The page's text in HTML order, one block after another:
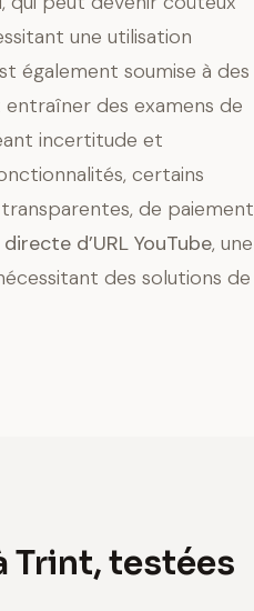
une utilisation
également soumise à des
des examens de
incertitude et
certains
de paiement
d’URL YouTube, une
des solutions de
Trint, testées